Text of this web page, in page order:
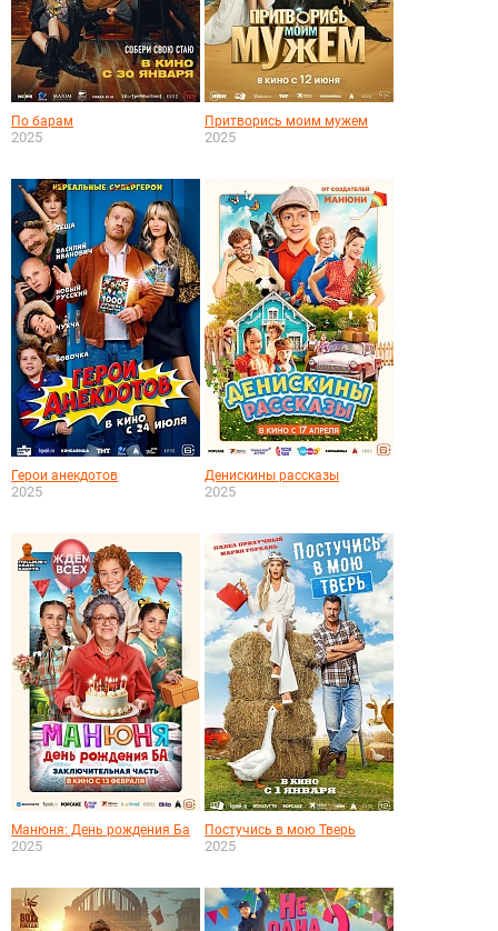
По барам
2025
Притворись моим мужем
2025
Герои анекдотов
2025
Денискины рассказы
2025
Манюня: День рождения Ба
2025
Постучись в мою Тверь
2025